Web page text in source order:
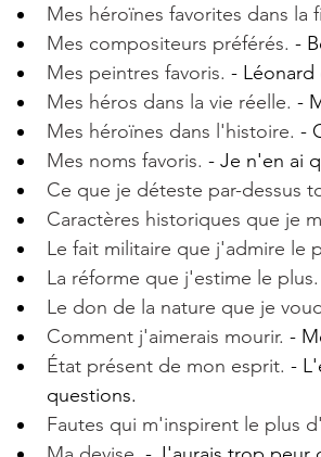
Mes héroïnes favorites dans la
Mes compositeurs préférés. -
Mes peintres favoris. - Léonard
Mes héros dans la vie réelle. -
Mes héroïnes dans l'histoire. -
Mes noms favoris. - Je n'en ai
Ce que je déteste par-dessus
Caractères historiques que je
Le fait militaire que j'admire le
La réforme que j'estime le plus.
Le don de la nature que je
Comment j'aimerais mourir. -
État présent de mon esprit. -
questions.
Fautes qui m'inspirent le plus